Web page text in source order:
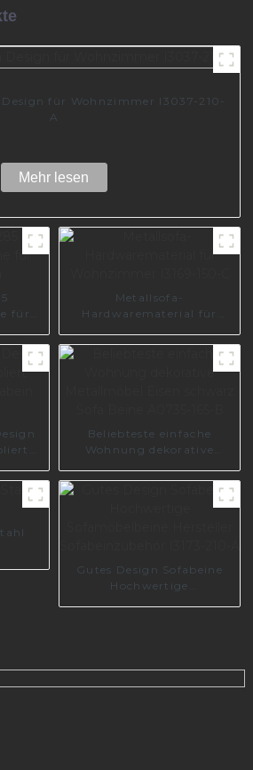
für Wohnzimmer I3037-210-
A
Mehr lesen
für
Metallsofa-
Hardwarematerial für
Beliebteste einfache
Wohnung dekorative
schwarz Sofa Beine
Gutes Design Sofabeine
Hochwertige